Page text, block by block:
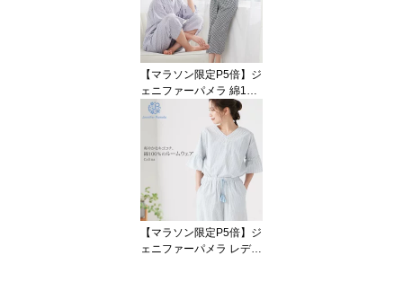
レゼント ジュエリス 母
の日 入学式 卒業式 【ポ
イント最大49.5倍！お買
い物マラソン セール】
本州送料無料
【マラソン限定P5倍】ジ
ェニファーパメラ 綿10
0％ コットンボイル ルー
ムウェア ジゼル Gisele
上下セット チェック ス
ラブコットン レディース
長袖 パジャマ 可愛い お
しゃれ 部屋着 寝間着 Je
nnifer Pamela 新生活 ギ
フト プレゼント □ 本州送
料無料
【マラソン限定P5倍】ジ
ェニファーパメラ レディ